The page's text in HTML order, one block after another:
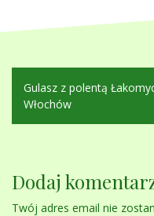
Nawigacja
wpisu
Gulasz z polentą
Włochów
Dodaj
Twój adres email nie